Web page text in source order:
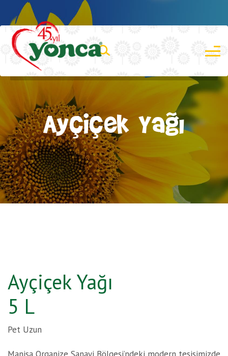
Ayçiçek Yağı
Ayçiçek Yağı
5 L
Pet Uzun